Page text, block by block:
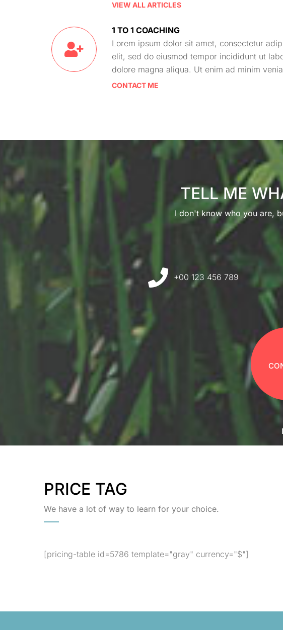
VIEW ALL ARTICLES
1 TO 1 COACHING
Lorem ipsum dolor sit amet, consectetur
elit, sed do eiusmod tempor incididunt ut
dolore magna aliqua. Ut enim ad minim
CONTACT ME
TELL ME
I don't know who you are,
+00 123 456 789
PRICE TAG
We have a lot of way to learn for your choice.
[pricing-table id=5786 template="gray" currency="$"]